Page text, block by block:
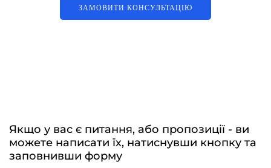
ЗАМОВИТИ КОНСУЛЬТАЦІЮ
Якщо у вас є питання, або пропозиції - ви
можете написати їх, натиснувши кнопку та
заповнивши форму